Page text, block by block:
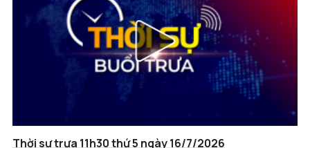
Thời sự trưa 11h30 thứ 5 ngày 16/7/2026